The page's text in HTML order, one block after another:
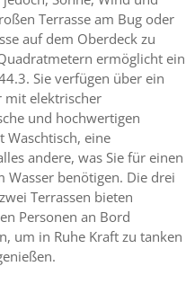
Terrasse am Bug oder
auf dem Oberdeck zu
ermöglicht ein
Sie verfügen über ein
mit elektrischer
und hochwertigen
Waschtisch, eine
andere, was Sie für einen
Wasser benötigen. Die drei
Terrassen bieten
Personen an Bord
um in Ruhe Kraft zu tanken